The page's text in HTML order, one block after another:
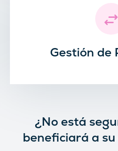
Gestión de
¿No está
beneficiará a